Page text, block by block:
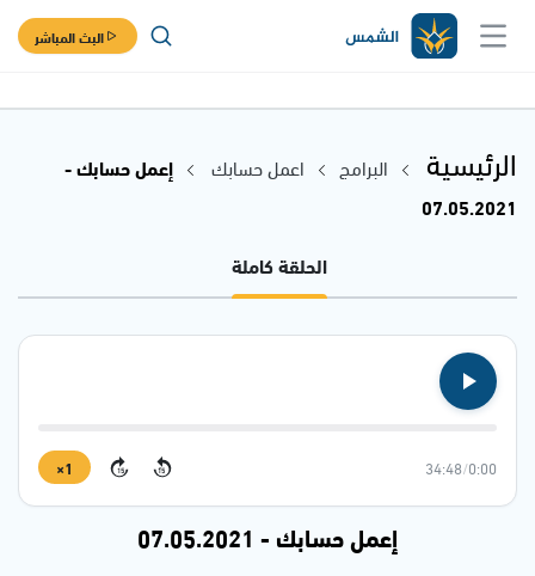
البث المباشر
الرئيسية البرامج اعمل حسابك
إعمل حسابك -
07.05.2021
الحلقة كاملة
0:00
/
34:48
15
15
1×
إعمل حسابك - 07.05.2021